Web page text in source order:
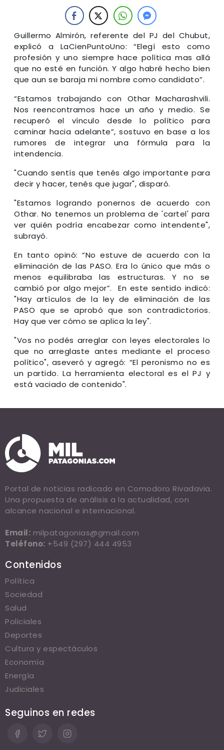
Guillermo Almirón, referente del PJ del Chubut,
explicó a LaCienPuntoUno: “Elegí esto como
profesión y uno siempre hace política mas allá
que no esté en función. Y algo habré hecho bien
que aun se baraja mi nombre como candidato”.
“Estamos trabajando con Othar Macharashvili.
Nos reencontramos hace un año y medio. Se
recuperó el vínculo desde lo político para
caminar hacia adelante”, sostuvo en base a los
rumores de integrar una fórmula para la
intendencia.
"Cuando sentís que tenés algo importante para
decir y hacer, tenés que jugar", disparó.
"Estamos logrando ponernos de acuerdo con
Othar. No tenemos un problema de 'cartel' para
ver quién podría encabezar como intendente",
subrayó.
En tanto opinó: “No estuve de acuerdo con la
eliminación de las PASO. Era lo único que más o
menos equilibraba las estructuras. Y no se
cambió por algo mejor”. En este sentido indicó:
"Hay artículos de la ley de eliminación de las
PASO que se aprobó que son contradictorios.
Hay que ver cómo se aplica la ley".
"Vos no podés arreglar con leyes electorales lo
que no arreglaste antes mediante el proceso
político", aseveró y agregó: “El peronismo no es
un partido. La herramienta electoral es el PJ y
está vaciado de contenido".
Portal de noticias radicado en Comodoro Rivadavia.
Una propuesta de análisis a la actualidad, con
alcance nacional e internacional.
Email: milpatagonias@gmail.com
Teléfono: +549 (297) 444 4953
Contenidos
Política
Sociedad
Salud
Policiales
Deportes
Cultura y espectáculos
Economía
Energía
Judiciales
Seguinos en redes